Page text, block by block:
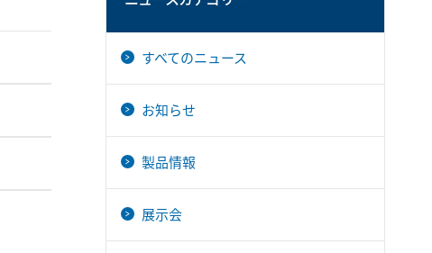
すべてのニュース
お知らせ
製品情報
展示会